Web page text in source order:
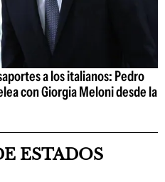
a los italianos: Pedro
con Giorgia Meloni desde la
ESTADOS